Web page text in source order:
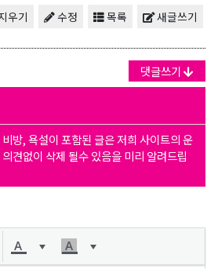
새글쓰기
목록
수정
우기
댓글쓰기
방, 욕설이 포함된 글은 저희 사이트의 운
견없이 삭제 될수 있음을 미리 알려드립